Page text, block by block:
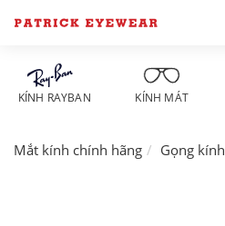
KÍNH RAYBAN KÍNH MÁT
Mắt kính chính hãng Gọng kính